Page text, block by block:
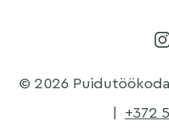
© 2026
+372